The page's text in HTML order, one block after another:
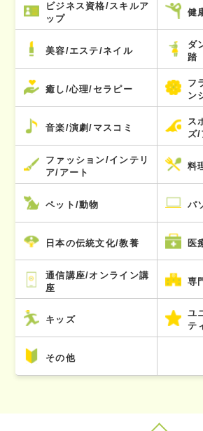
ビジネス資格/スキルア
ップ
健
美容/エステ/ネイル
ダ
踏
癒し/心理/セラピー
フ
ン
音楽/演劇/マスコミ
ス
ズ/
ファッション/インテリ
ア/アート
料
ペット/動物 パ
日本の伝統文化/教養 医
通信講座/オンライン講
座
専
キッズ
ユ
テ
その他